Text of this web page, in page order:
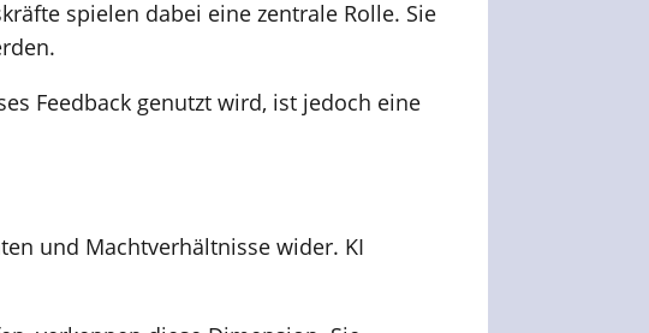
spielen dabei eine zentrale Rolle. Sie
Feedback genutzt wird, ist jedoch eine
und Machtverhältnisse wider. KI